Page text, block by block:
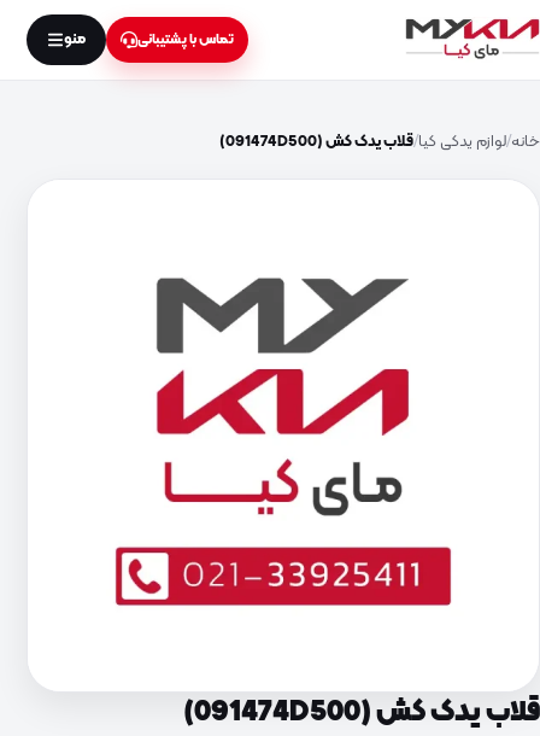
تماس با پشتیبانی منو
خانه لوازم یدکی کیا قلاب یدک کش (091474D500)
قلاب یدک کش (091474D500)